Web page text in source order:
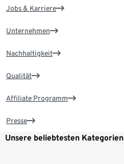
Jobs & Karriere
Unternehmen
Nachhaltigkeit
Qualität
Affiliate Programm
Presse
Unsere beliebtesten Kategorien